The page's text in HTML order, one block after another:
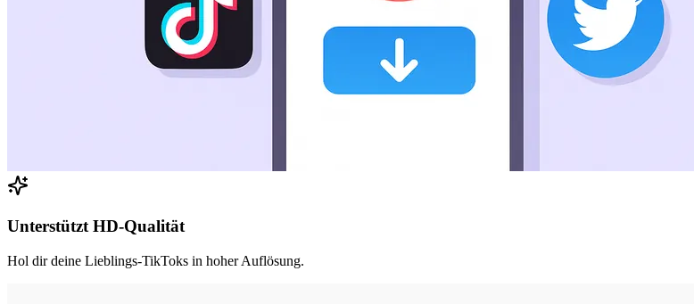
Unterstützt HD-Qualität
Hol dir deine Lieblings-TikToks in hoher Auflösung.